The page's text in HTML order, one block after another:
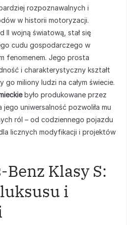
rozpoznawalnych i
w historii motoryzacji.
II wojną światową, stał się
cudu gospodarczego w
fenomenem. Jego prosta
i charakterystyczny kształt
go miliony ludzi na całym świecie.
było produkowane przez
uniwersalność pozwoliła mu
ról – od codziennego pojazdu
licznych modyfikacji i projektów
Benz Klasy S:
i